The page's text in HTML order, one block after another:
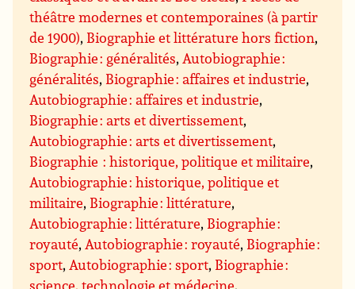
théâtre modernes et contemporaines (à partir
de 1900), Biographie et littérature hors fiction,
Biographie : généralités,Autobiographie :
généralités, Biographie : affaires et industrie,
Autobiographie : affaires et industrie,
Biographie : arts et divertissement,
Autobiographie : arts et divertissement,
Biographie : historique, politique et militaire,
Autobiographie : historique, politique et
militaire, Biographie : littérature,
Autobiographie : littérature, Biographie :
royauté,Autobiographie : royauté, Biographie :
sport,Autobiographie : sport, Biographie :
science, technologie et médecine,